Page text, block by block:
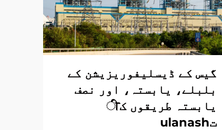
گیس کے ڈیسلیفوریزیشن کے
بلبلے، یابستہ، اور نصف
یابستہ طریقوں کी
تulanash